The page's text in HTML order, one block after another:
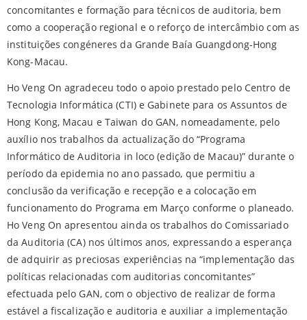
concomitantes e formação para técnicos de auditoria, bem
como a cooperação regional e o reforço de intercâmbio com as
instituições congéneres da Grande Baía Guangdong-Hong
Kong-Macau.
Ho Veng On agradeceu todo o apoio prestado pelo Centro de
Tecnologia Informática (CTI) e Gabinete para os Assuntos de
Hong Kong, Macau e Taiwan do GAN, nomeadamente, pelo
auxílio nos trabalhos da actualização do “Programa
Informático de Auditoria in loco (edição de Macau)” durante o
período da epidemia no ano passado, que permitiu a
conclusão da verificação e recepção e a colocação em
funcionamento do Programa em Março conforme o planeado.
Ho Veng On apresentou ainda os trabalhos do Comissariado
da Auditoria (CA) nos últimos anos, expressando a esperança
de adquirir as preciosas experiências na “implementação das
políticas relacionadas com auditorias concomitantes”
efectuada pelo GAN, com o objectivo de realizar de forma
estável a fiscalização e auditoria e auxiliar a implementação